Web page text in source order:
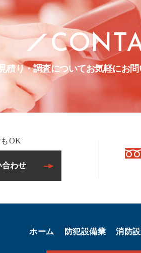
積り・調査についてお気軽にお
OK
合わせ
ホーム 防犯設備業 消防